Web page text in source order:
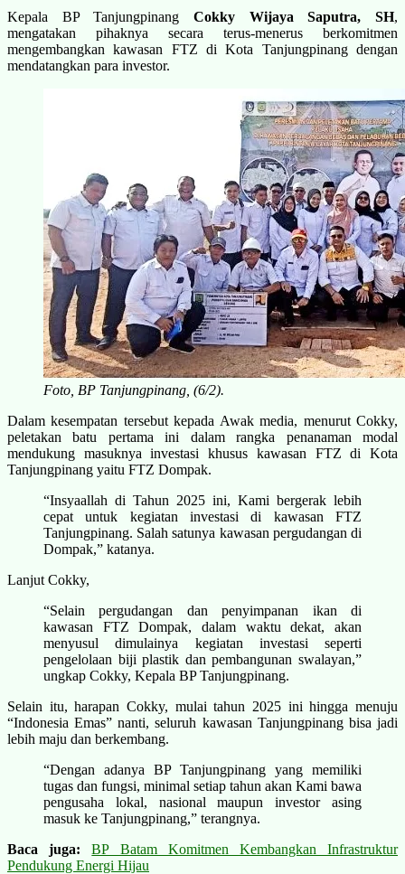
Kepala BP Tanjungpinang Cokky Wijaya Saputra, SH,
mengatakan pihaknya secara terus-menerus berkomitmen
mengembangkan kawasan FTZ di Kota Tanjungpinang dengan
mendatangkan para investor.
Foto, BP Tanjungpinang, (6/2).
Dalam kesempatan tersebut kepada Awak media, menurut Cokky,
peletakan batu pertama ini dalam rangka penanaman modal
mendukung masuknya investasi khusus kawasan FTZ di Kota
Tanjungpinang yaitu FTZ Dompak.
“Insyaallah di Tahun 2025 ini, Kami bergerak lebih
cepat untuk kegiatan investasi di kawasan FTZ
Tanjungpinang. Salah satunya kawasan pergudangan di
Dompak,” katanya.
Lanjut Cokky,
“Selain pergudangan dan penyimpanan ikan di
kawasan FTZ Dompak, dalam waktu dekat, akan
menyusul dimulainya kegiatan investasi seperti
pengelolaan biji plastik dan pembangunan swalayan,”
ungkap Cokky, Kepala BP Tanjungpinang.
Selain itu, harapan Cokky, mulai tahun 2025 ini hingga menuju
“Indonesia Emas” nanti, seluruh kawasan Tanjungpinang bisa jadi
lebih maju dan berkembang.
“Dengan adanya BP Tanjungpinang yang memiliki
tugas dan fungsi, minimal setiap tahun akan Kami bawa
pengusaha lokal, nasional maupun investor asing
masuk ke Tanjungpinang,” terangnya.
Baca juga:BP Batam Komitmen Kembangkan Infrastruktur
Pendukung Energi Hijau